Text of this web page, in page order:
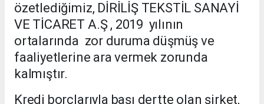
özetlediğimiz, DİRİLİŞ TEKSTİL SANAYİ
VE TİCARET A.Ş , 2019 yılının
ortalarında zor duruma düşmüş ve
faaliyetlerine ara vermek zorunda
kalmıştır.
Kredi borçlarıyla başı dertte olan şirket,